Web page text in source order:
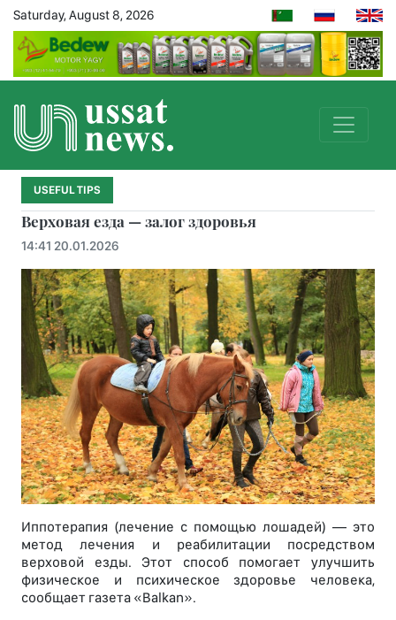
Saturday, August 8, 2026
USEFUL TIPS
Верховая езда — залог здоровья
14:41 20.01.2026
Иппотерапия (лечение с помощью лошадей) — это
метод лечения и реабилитации посредством
верховой езды. Этот способ помогает улучшить
физическое и психическое здоровье человека,
сообщает газета «Balkan».